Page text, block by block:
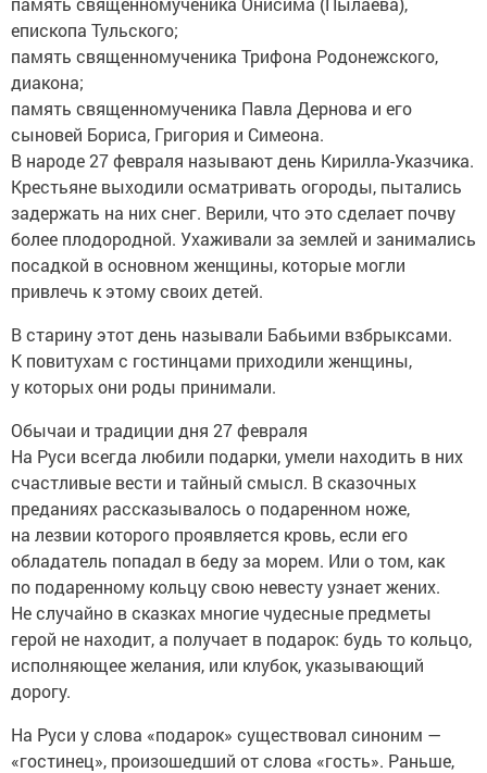
епископа Тульского;
память священномученика Трифона Родонежского,
диакона;
память священномученика Павла Дернова и его
сыновей Бориса, Григория и Симеона.
В народе 27 февраля называют день Кирилла-Указчика.
Крестьяне выходили осматривать огороды, пытались
задержать на них снег. Верили, что это сделает почву
более плодородной. Ухаживали за землей и занимались
посадкой в основном женщины, которые могли
привлечь к этому своих детей.
В старину этот день называли Бабьими взбрыксами.
К повитухам с гостинцами приходили женщины,
у которых они роды принимали.
Обычаи и традиции дня 27 февраля
На Руси всегда любили подарки, умели находить в них
счастливые вести и тайный смысл. В сказочных
преданиях рассказывалось о подаренном ноже,
на лезвии которого проявляется кровь, если его
обладатель попадал в беду за морем. Или о том, как
по подаренному кольцу свою невесту узнает жених.
Не случайно в сказках многие чудесные предметы
герой не находит, а получает в подарок: будь то кольцо,
исполняющее желания, или клубок, указывающий
дорогу.
На Руси у слова «подарок» существовал синоним —
«гостинец», произошедший от слова «гость». Раньше,